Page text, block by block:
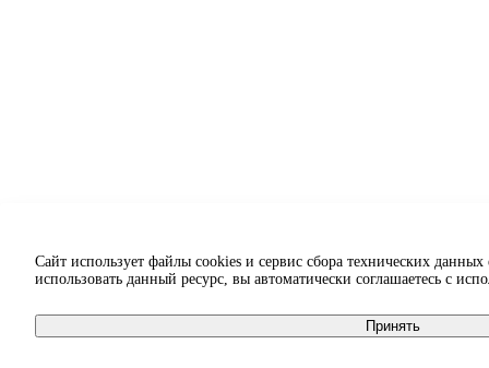
Сайт использует файлы cookies и сервис сбора технических
использовать данный ресурс, вы автоматически соглашаетесь с
Принять